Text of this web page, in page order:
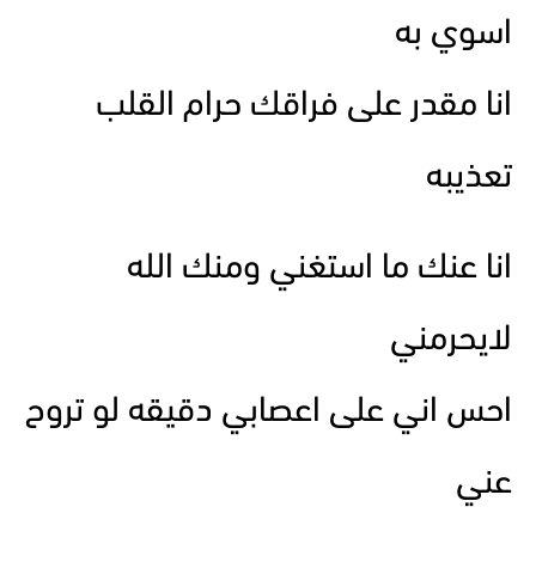
اسوي به
انا مقدر على فراقك حرام القلب
تعذيبه
انا عنك ما استغني ومنك الله
لايحرمني
احس اني على اعصابي دقيقه لو تروح
عني